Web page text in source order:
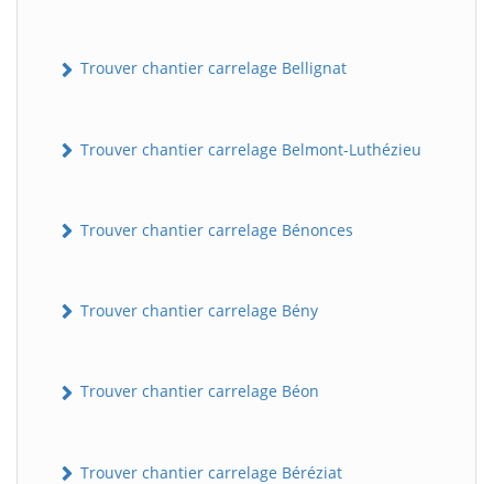
Trouver chantier carrelage Bellignat
Trouver chantier carrelage Belmont-Luthézieu
Trouver chantier carrelage Bénonces
Trouver chantier carrelage Bény
Trouver chantier carrelage Béon
Trouver chantier carrelage Béréziat